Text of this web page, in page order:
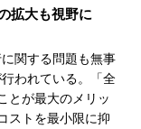
拡大も視野に
関する問題も無事
われている。「全
とが最大のメリッ
ストを最小限に抑